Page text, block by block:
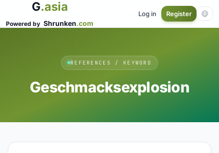
G.asia
Powered by Shrunken.com
Log in Register
REFERENCES / KEYWORD
Geschmacksexplosion